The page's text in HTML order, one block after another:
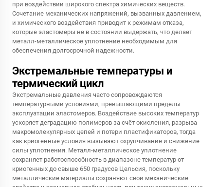
при воздействии широкого спектра химических веществ.
Сочетание механических напряжений, вызванных давлением,
и химического воздействия приводит к режимам отказа,
которые эластомеры не в состоянии выдержать, что делает
металл-металлическое уплотнение необходимым для
обеспечения долгосрочной надежности.
Экстремальные температуры и
термический цикл
Экстремальные давления часто сопровождаются
температурными условиями, превышающими пределы
эксплуатации эластомеров. Воздействие высоких температур
ускоряет деградацию полимеров за счёт окисления, разрыва
макромолекулярных цепей и потери пластификаторов, тогда
как криогенные условия вызывают охрупчивание и снижение
силы уплотнения. Металл-металлическое уплотнение
сохраняет работоспособность в диапазоне температур от
криогенных до свыше 650 градусов Цельсия, поскольку
металлические материалы сохраняют свои механические